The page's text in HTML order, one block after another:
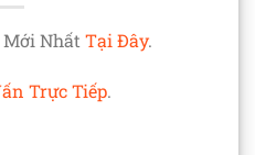
Mới NhấtTại Đây.
Trực Tiếp.